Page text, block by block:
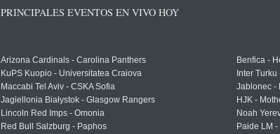
PRINCIPALES EVENTOS EN VIVO HOY
Arizona Cardinals - Carolina Panthers
KuPS Kuopio - Universitatea Craiova
Maccabi Tel Aviv - CSKA Sofia
Jagiellonia Białystok - Glasgow Rangers
Lincoln Red Imps - Omonia
Red Bull Salzburg - Paphos
Benfica -
Inter Turku
Jablonec -
HJK -
Noah
Paide LM